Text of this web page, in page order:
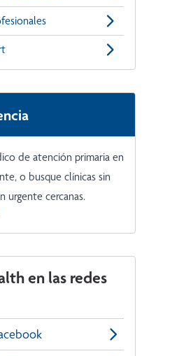
de atención primaria en
o busque clínicas sin
urgente cercanas.
en las redes